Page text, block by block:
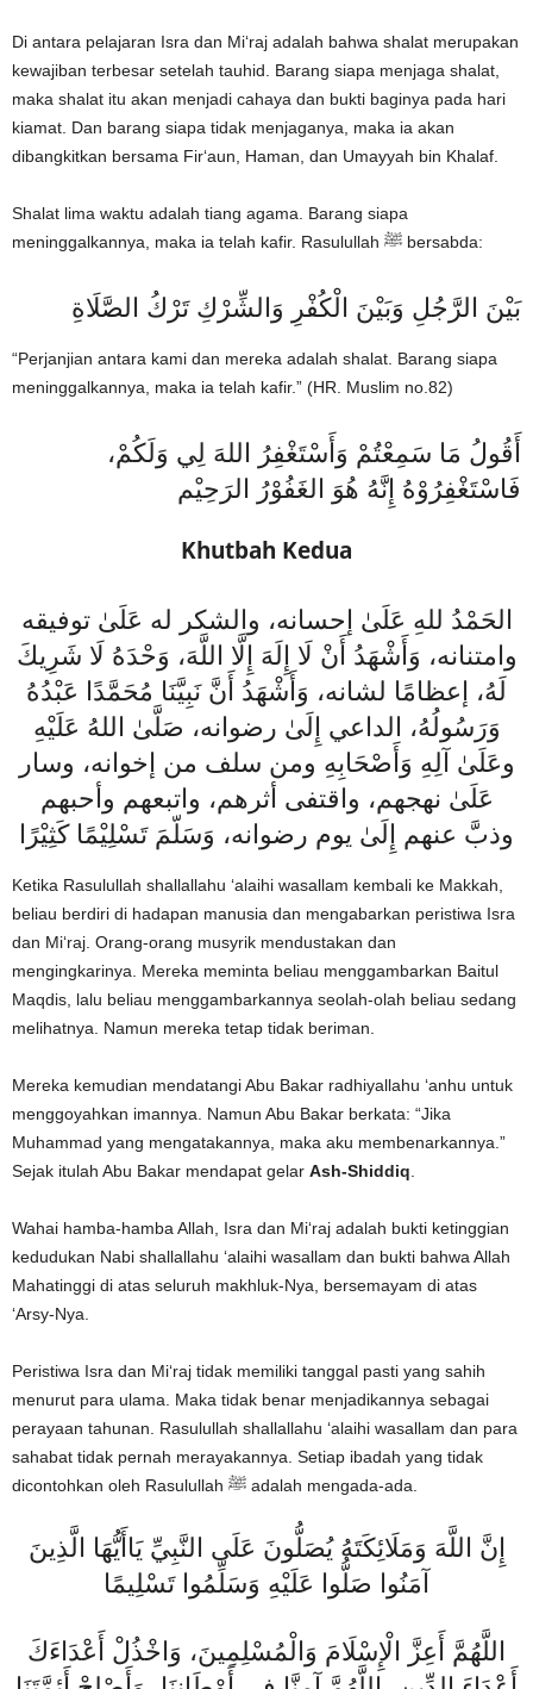
Di antara pelajaran Isra dan Mi‘raj adalah bahwa shalat merupakan
kewajiban terbesar setelah tauhid. Barang siapa menjaga shalat,
maka shalat itu akan menjadi cahaya dan bukti baginya pada hari
kiamat. Dan barang siapa tidak menjaganya, maka ia akan
dibangkitkan bersama Fir‘aun, Haman, dan Umayyah bin Khalaf.
Shalat lima waktu adalah tiang agama. Barang siapa
meninggalkannya, maka ia telah kafir. Rasulullah ﷺ bersabda:
بَيْنَ الرَّجُلِ وَبَيْنَ الْكُفْرِ وَالشِّرْكِ تَرْكُ الصَّلَاةِ
“Perjanjian antara kami dan mereka adalah shalat. Barang siapa
meninggalkannya, maka ia telah kafir.” (HR. Muslim no.82)
أَقُولُ مَا سَمِعْتُمْ وَأَسْتَغْفِرُ اللهَ لِي وَلَكُمْ،
فَاسْتَغْفِرُوْهُ إِنَّهُ هُوَ الغَفُوْرُ الرَحِيْم
Khutbah Kedua
الحَمْدُ للهِ عَلَىٰ إحسانه، والشكر له عَلَىٰ توفيقه
وامتنانه، وَأَشْهَدُ أَنْ لَا إِلَهَ إِلَّا اللَّهَ، وَحْدَهُ لَا شَرِيكَ
لَهُ، إعظامًا لشانه، وَأَشْهَدُ أَنَّ نَبِيَّنَا مُحَمَّدًا عَبْدُهُ
وَرَسُولُهُ، الداعي إِلَىٰ رضوانه، صَلَّىٰ اللهُ عَلَيْهِ
وعَلَىٰ آلِهِ وَأَصْحَابِهِ ومن سلف من إخوانه، وسار
عَلَىٰ نهجهم، واقتفى أثرهم، واتبعهم وأحبهم
وذبَّ عنهم إِلَىٰ يوم رضوانه، وَسَلّمَ تَسْلِيْمًا كَثِيْرًا
Ketika Rasulullah shallallahu ‘alaihi wasallam kembali ke Makkah,
beliau berdiri di hadapan manusia dan mengabarkan peristiwa Isra
dan Mi‘raj. Orang-orang musyrik mendustakan dan
mengingkarinya. Mereka meminta beliau menggambarkan Baitul
Maqdis, lalu beliau menggambarkannya seolah-olah beliau sedang
melihatnya. Namun mereka tetap tidak beriman.
Mereka kemudian mendatangi Abu Bakar radhiyallahu ‘anhu untuk
menggoyahkan imannya. Namun Abu Bakar berkata: “Jika
Muhammad yang mengatakannya, maka aku membenarkannya.”
Sejak itulah Abu Bakar mendapat gelar Ash-Shiddiq
Wahai hamba-hamba Allah, Isra dan Mi‘raj adalah bukti ketinggian
kedudukan Nabi shallallahu ‘alaihi wasallam dan bukti bahwa Allah
Mahatinggi di atas seluruh makhluk-Nya, bersemayam di atas
‘Arsy-Nya.
Peristiwa Isra dan Mi‘raj tidak memiliki tanggal pasti yang sahih
menurut para ulama. Maka tidak benar menjadikannya sebagai
perayaan tahunan. Rasulullah shallallahu ‘alaihi wasallam dan para
sahabat tidak pernah merayakannya. Setiap ibadah yang tidak
dicontohkan oleh Rasulullah ﷺ adalah mengada-ada.
إِنَّ اللَّهَ وَمَلَائِكَتَهُ يُصَلُّونَ عَلَى النَّبِيِّ يَاأَيُّهَا الَّذِينَ
آمَنُوا صَلُّوا عَلَيْهِ وَسَلِّمُوا تَسْلِيمًا
اللَّهُمَّ أَعِزَّ الْإِسْلَامَ وَالْمُسْلِمِينَ، وَاخْذُلْ أَعْدَاءَكَ